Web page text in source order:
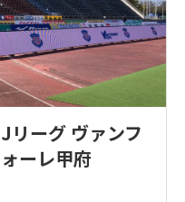
Jリーグ ヴァンフ
ォーレ甲府